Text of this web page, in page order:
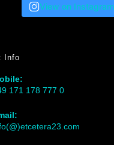
View on Instagram
Info
171 178 777 0